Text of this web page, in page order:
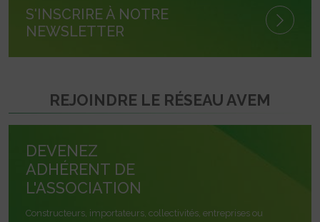
S'INSCRIRE À NOTRE
NEWSLETTER
REJOINDRE LE RÉSEAU AVEM
DEVENEZ
ADHÉRENT DE
L'ASSOCIATION
Constructeurs, importateurs, collectivités, entreprises ou